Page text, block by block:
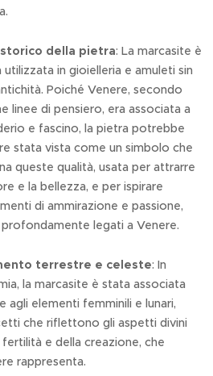
della pietra: La marcasite è
utilizzata in gioielleria e amuleti sin
Poiché Venere, secondo
linee di pensiero, era associata a
e fascino, la pietra potrebbe
stata vista come un simbolo che
queste qualità, usata per attrarre
e la bellezza, e per ispirare
di ammirazione e passione,
legati a Venere.
terrestre e celeste: In
la marcasite è stata associata
agli elementi femminili e lunari,
che riflettono gli aspetti divini
fertilità e della creazione, che
rappresenta.